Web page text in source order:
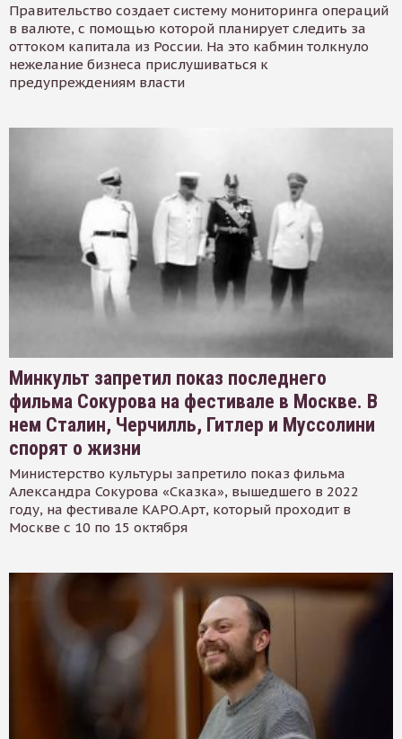
Правительство создает систему мониторинга операций
в валюте, с помощью которой планирует следить за
оттоком капитала из России. На это кабмин толкнуло
нежелание бизнеса прислушиваться к
предупреждениям власти
Минкульт запретил показ последнего
фильма Сокурова на фестивале в Москве. В
нем Сталин, Черчилль, Гитлер и Муссолини
спорят о жизни
Министерство культуры запретило показ фильма
Александра Сокурова «Сказка», вышедшего в 2022
году, на фестивале КАРО.Арт, который проходит в
Москве с 10 по 15 октября